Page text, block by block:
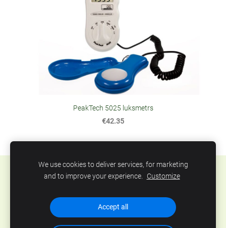
PeakTech 5025 luksmetrs
€42.35
Sīkdatnes
SIA Abero, Mūkusalas 33, Rīga, Latvija. Tel.: +371
67801078, epasts:info@abero.lv
We use cookies to deliver services, for marketing
and to improve your experience. Customize
Accept all